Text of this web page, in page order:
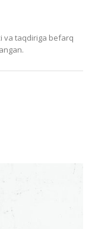
va taqdiriga befarq